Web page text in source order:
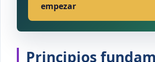
empezar
Principios